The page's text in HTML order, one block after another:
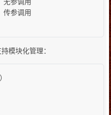
模块化管理：